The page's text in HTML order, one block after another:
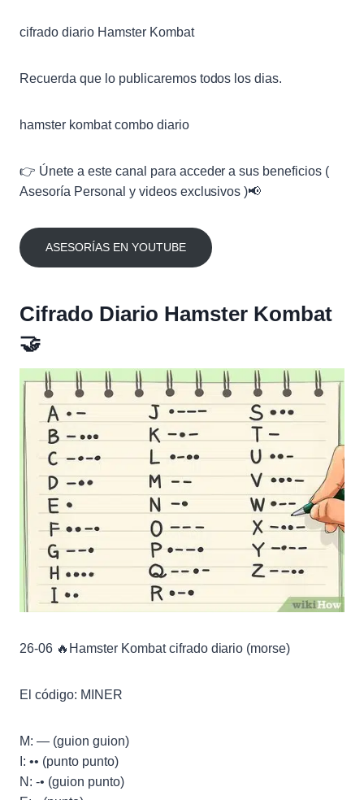
cifrado diario Hamster Kombat
Recuerda que lo publicaremos todos los dias.
hamster kombat combo diario
👉 Únete a este canal para acceder a sus beneficios (
Asesoría Personal y videos exclusivos )📢
ASESORÍAS EN YOUTUBE
Cifrado Diario Hamster Kombat
🤝
26-06 🔥Hamster Kombat cifrado diario (morse)
El código: MINER
M: — (guion guion)
I: •• (punto punto)
N: -• (guion punto)